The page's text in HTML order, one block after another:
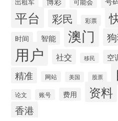
平台 彩民 彩票
时间 智能 澳门
用户 社交 移民 空
精准 网站 美国 股票
论文 账号 费用 资料
香港